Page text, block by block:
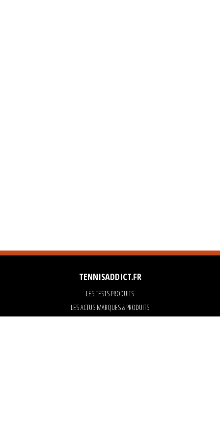
TENNISADDICT.FR
LES TESTS PRODUITS
LES ACTUS MARQUES & PRODUITS